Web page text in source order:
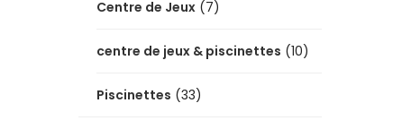
Centre de Jeux (7)
centre de jeux & piscinettes (10)
Piscinettes (33)